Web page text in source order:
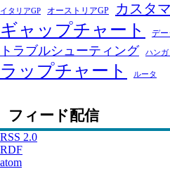
イタリアGP オーストリアGP カスタ
ギャップチャート デ
トラブルシューティング ハンガ
ラップチャート ルータ
フィード配信
RSS 2.0
RDF
atom